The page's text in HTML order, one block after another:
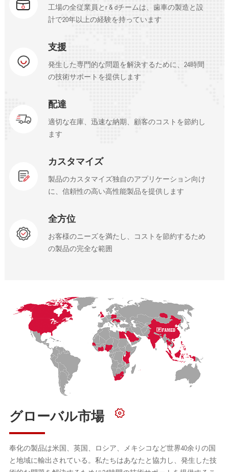
工場の全従業員とr & dチームは、歯車の製造と設
計で20年以上の経験を持っています
支援
発生した専門的な問題を解決するために、24時間
の技術サポートを提供します
配達
適切な在庫、迅速な納期、顧客のコストを節約し
ます
カスタマイズ
製品のカスタマイズ独自のアプリケーション向け
に、信頼性の高い高性能製品を提供します
全方位
お客様のニーズを満たし、コストを節約するため
の製品の完全な範囲
グローバル市場
奉化の製品は米国、英国、ロシア、メキシコなど世界40余りの国
と地域に輸出されている。私たちはあなたと協力し、発生した技